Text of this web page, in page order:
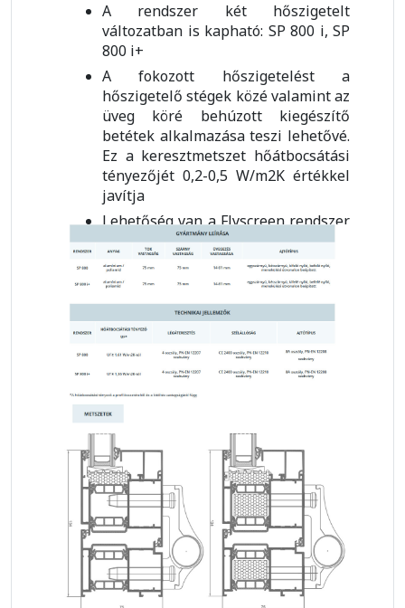
A rendszer két hőszigetelt
változatban is kapható: SP 800 i, SP
800 i+
A fokozott hőszigetelést a
hőszigetelő stégek közé valamint az
üveg köré behúzott kiegészítő
betétek alkalmazása teszi lehetővé.
Ez a keresztmetszet hőátbocsátási
tényezőjét 0,2-0,5 W/m2K értékkel
javítja
Lehetőség van a Flyscreen rendszer
felszerelésére (Flyscreen –
rovarháló rendszer rovarok ellen)
Széles színválaszték - RAL színskála
(Qualicoat 1518), struktúrált színek,
Aliplast Wood Color Effect -
fautánzatú színek, Aliplast Loft
View - kőutánzatú színek
(Qualideco PL-0001), eloxálás
(Qualanod 1808), külső-belső két-
szín